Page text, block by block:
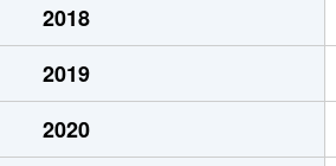
2018
2019
2020